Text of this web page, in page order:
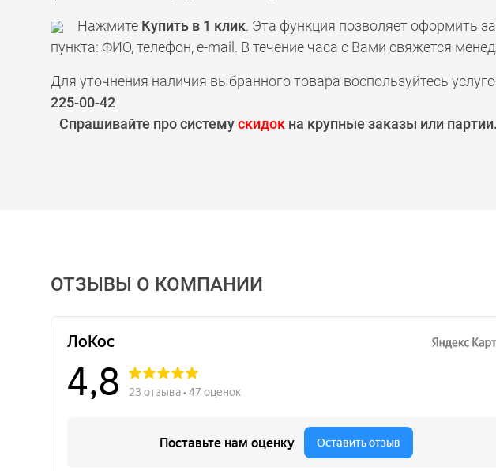
Нажмите Купить в 1 клик. Эта функция позволяет оформить
пункта: ФИО, телефон, e-mail. В течение часа с Вами свяжется
Для уточнения наличия выбранного товара воспользуйтесь
225-00-42
Спрашивайте про системускидок на крупные заказы или партии.
ОТЗЫВЫ О КОМПАНИИ